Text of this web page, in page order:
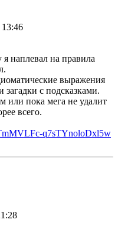
13:46
я наплевал на правила
выражения
загадки с подсказками.
или пока мега не удалит
всего.
q7sTYnoloDxl5w